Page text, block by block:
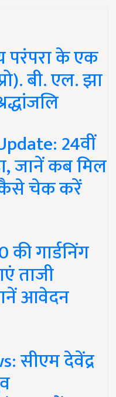
परंपरा के एक
बी. एल. झा
24वीं
जानें कब मिल
चेक करें
की गार्डनिंग
ताजी
आवेदन
सीएम देवेंद्र